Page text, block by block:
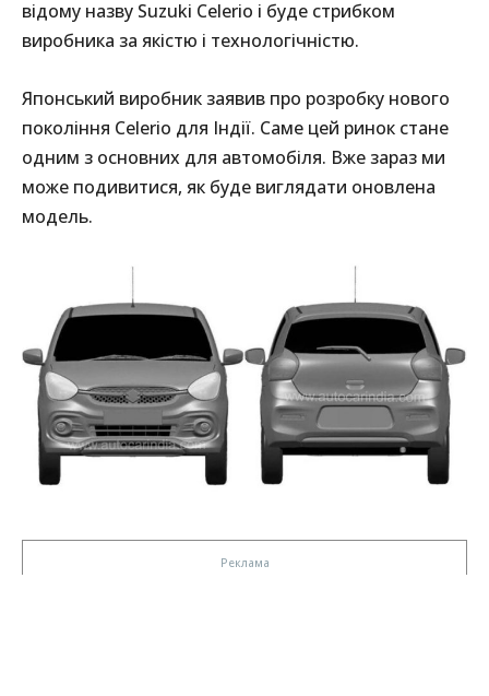
відому назву Suzuki Celerio і буде стрибком
виробника за якістю і технологічністю.
Японський виробник заявив про розробку нового
покоління Celerio для Індії. Саме цей ринок стане
одним з основних для автомобіля. Вже зараз ми
може подивитися, як буде виглядати оновлена
модель.